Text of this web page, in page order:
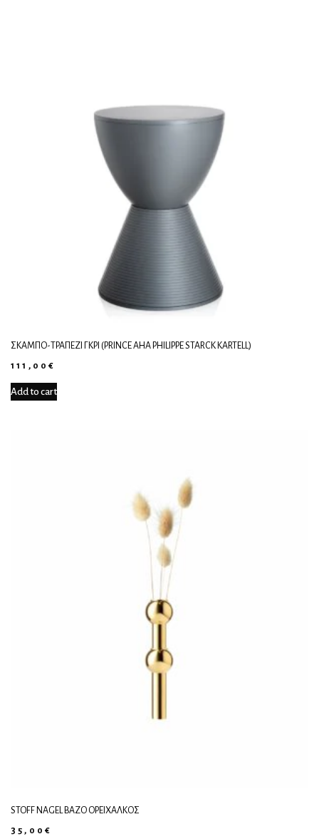
ΣΚΑΜΠΌ-ΤΡΑΠΈΖΙ ΓΚΡΙ (PRINCE AHA PHILIPPE STARCK KARTELL)
111,00€
Add to cart
STOFF NAGEL ΒΆΖΟ ΟΡΕΊΧΑΛΚΟΣ
35,00 €